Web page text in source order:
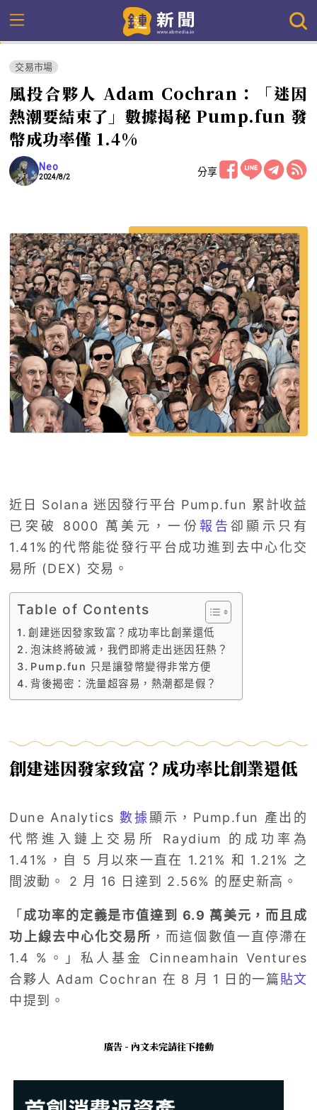
交易市場
風投合夥人 Adam Cochran：「迷因
熱潮要結束了」數據揭秘 Pump.fun 發
幣成功率僅 1.4%
Neo
2024/8/2 分享
近日 Solana 迷因發行平台 Pump.fun 累計收益
已突破 8000 萬美元，一份 報告卻顯示只有
1.41%的代幣能從發行平台成功進到去中心化交
易所 (DEX) 交易。
Table of Contents
創建迷因發家致富？成功率比創業還低
泡沫終將破滅，我們即將走出迷因狂熱？
Pump.fun 只是讓發幣變得非常方便
背後揭密：洗量超容易，熱潮都是假？
創建迷因發家致富？成功率比創業還低
Dune Analytics數據 顯示，Pump.fun 產出的
代幣進入鏈上交易所 Raydium 的成功率為
1.41%，自 5 月以來一直在 1.21% 和 1.21% 之
間波動。 2 月 16 日達到 2.56% 的歷史新高。
「 成功率的定義是市值達到 6.9 萬美元，而且成
功上線去中心化交易所 ，而這個數值一直停滯在
1.4 %。」私人基金 Cinneamhain Ventures
合夥人 Adam Cochran 在 8 月 1 日的一篇貼文
中提到。
廣告 - 內文未完請往下捲動